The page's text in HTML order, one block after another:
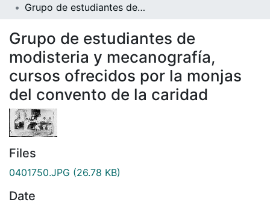
Grupo de estudiantes de modisteria y mecanografía, cursos ofrecidos por la monjas del convento de la caridad
Grupo de estudiantes de
modisteria y mecanografía,
cursos ofrecidos por la monjas
del convento de la caridad
Files
0401750.JPG (26.78 KB)
Date